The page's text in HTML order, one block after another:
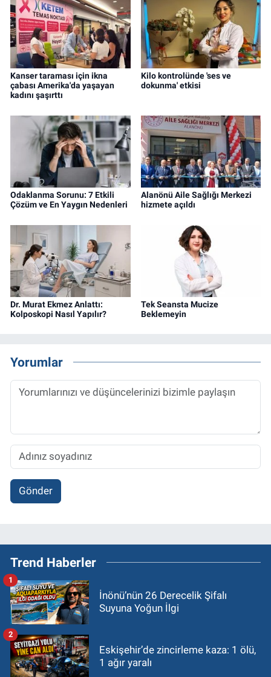
Kanser taraması için ikna
çabası Amerika'da yaşayan
kadını şaşırttı
Kilo kontrolünde 'ses ve
dokunma' etkisi
Odaklanma Sorunu: 7 Etkili
Çözüm ve En Yaygın Nedenleri
Alanönü Aile Sağlığı Merkezi
hizmete açıldı
Dr. Murat Ekmez Anlattı:
Kolposkopi Nasıl Yapılır?
Tek Seansta Mucize
Beklemeyin
Yorumlar
Gönder
Trend Haberler
İnönü’nün 26 Derecelik Şifalı
Suyuna Yoğun İlgi
1
Eskişehir’de zincirleme kaza: 1 ölü,
1 ağır yaralı
2